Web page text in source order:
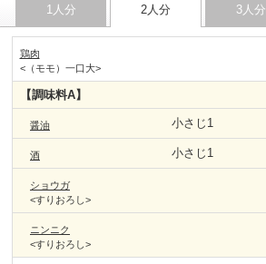
1人分 2人分 3人分
鶏肉
<（モモ）一口大>
【調味料A】
醤油 小さじ1
酒 小さじ1
ショウガ
<すりおろし>
ニンニク
<すりおろし>